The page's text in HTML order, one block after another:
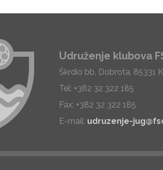
Udruženje klubova
Škrdio bb, Dobrota, 85331
Tel: +382 32 322 185
Fax: +382 32 322 185
E-mail: udruzenje-